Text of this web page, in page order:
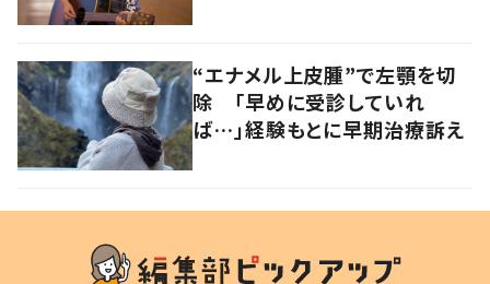
“エナメル上皮腫”で左顎を切
除 「早めに受診していれ
ば…」経験もとに早期治療訴え